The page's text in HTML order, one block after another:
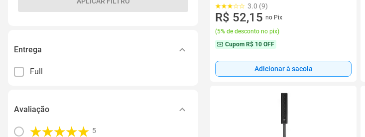
Entrega
Full
Avaliação
5
3.0 (9)
R$ 52,15 no Pix
(5% de desconto no pix)
Cupom R$ 10 OFF
Adicionar à sacola